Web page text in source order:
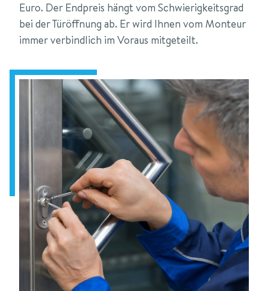
Euro. Der Endpreis hängt vom Schwierigkeitsgrad
bei der Türöffnung ab. Er wird Ihnen vom Monteur
immer verbindlich im Voraus mitgeteilt.